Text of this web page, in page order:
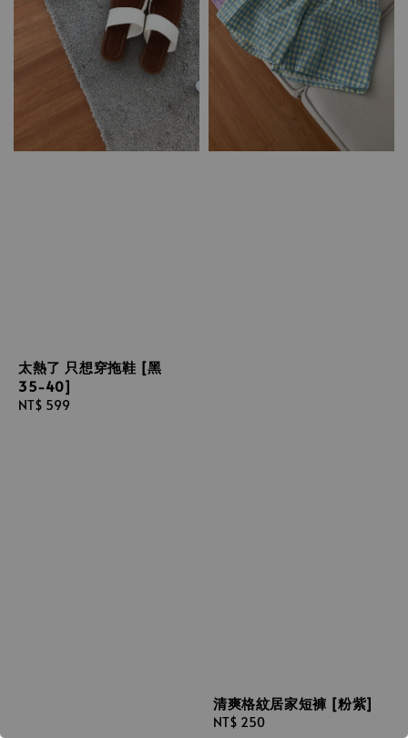
太熱了 只想穿拖鞋 [黑
35-40]
Regular
NT$ 599
清爽格紋居家短褲 [粉紫]
Regular
NT$ 250